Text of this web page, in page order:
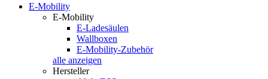
E-Mobility
E-Mobility
E-Ladesäulen
Wallboxen
E-Mobility-Zubehör
alle anzeigen
Hersteller